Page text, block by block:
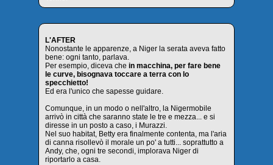
L'AFTER
Nonostante le apparenze, a Niger la serata aveva fatto
bene: ogni tanto, parlava.
Per esempio, diceva che in macchina, per fare bene
le curve, bisognava toccare a terra con lo
specchietto!
Ed era l'unico che sapesse guidare.
Comunque, in un modo o nell'altro, la Nigermobile
arrivò in città che saranno state le tre e mezza... e si
diresse in un posto a caso, i Murazzi.
Nel suo habitat, Betty era finalmente contenta, ma l'aria
di canna risollevò il morale un po' a tutti... soprattutto a
Andy, che, ogni tre secondi, implorava Niger di
riportarlo a casa.